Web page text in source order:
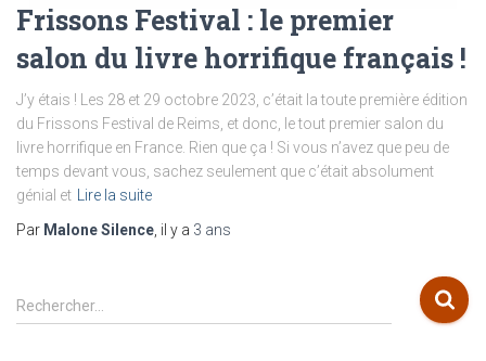
Frissons Festival : le premier
salon du livre horrifique français !
J’y étais ! Les 28 et 29 octobre 2023, c’était la toute première édition
du Frissons Festival de Reims, et donc, le tout premier salon du
livre horrifique en France. Rien que ça ! Si vous n’avez que peu de
temps devant vous, sachez seulement que c’était absolument
génial et
Lire la suite
Par Malone Silence , il y a 3 ans
R
e
Rechercher…